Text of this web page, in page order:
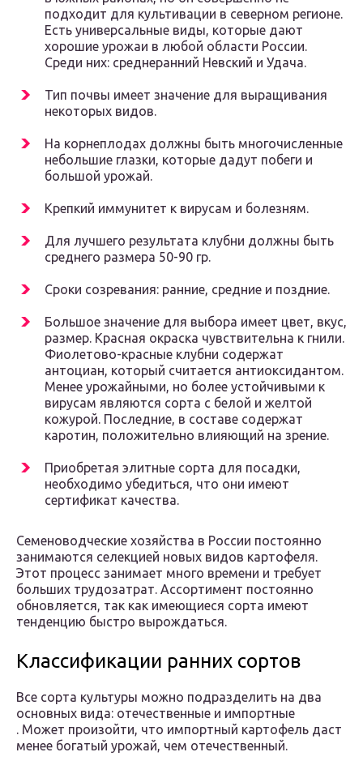
подходит для культивации в северном регионе.
Есть универсальные виды, которые дают
хорошие урожаи в любой области России.
Среди них: среднеранний Невский и Удача.
Тип почвы имеет значение для выращивания
некоторых видов.
На корнеплодах должны быть многочисленные
небольшие глазки, которые дадут побеги и
большой урожай.
Крепкий иммунитет к вирусам и болезням.
Для лучшего результата клубни должны быть
среднего размера 50-90 гр.
Сроки созревания: ранние, средние и поздние.
Большое значение для выбора имеет цвет, вкус,
размер. Красная окраска чувствительна к гнили.
Фиолетово-красные клубни содержат
антоциан, который считается антиоксидантом.
Менее урожайными, но более устойчивыми к
вирусам являются сорта с белой и желтой
кожурой. Последние, в составе содержат
каротин, положительно влияющий на зрение.
Приобретая элитные сорта для посадки,
необходимо убедиться, что они имеют
сертификат качества.
Семеноводческие хозяйства в России постоянно
занимаются селекцией новых видов картофеля.
Этот процесс занимает много времени и требует
больших трудозатрат. Ассортимент постоянно
обновляется, так как имеющиеся сорта имеют
тенденцию быстро вырождаться.
Классификации ранних сортов
Все сорта культуры можно подразделить на два
основных вида: отечественные и импортные
. Может произойти, что импортный картофель даст
менее богатый урожай, чем отечественный.